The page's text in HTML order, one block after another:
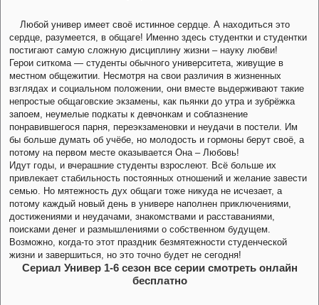
Любой универ имеет своё истинное сердце. А находиться это
сердце, разумеется, в общаге! Именно здесь студентки и студентки
постигают самую сложную дисциплину жизни – науку любви!
Герои ситкома — студенты обычного университета, живущие в
местном общежитии. Несмотря на свои различия в жизненных
взглядах и социальном положении, они вместе выдерживают такие
непростые общаговские экзамены, как пьянки до утра и зубрёжка
запоем, неумелые подкаты к девчонкам и соблазнение
понравившегося парня, переэкзаменовки и неудачи в постели. Им
бы больше думать об учёбе, но молодость и гормоны берут своё, а
потому на первом месте оказывается Она – Любовь!
Идут годы, и вчерашние студенты взрослеют. Всё больше их
привлекает стабильность постоянных отношений и желание завести
семью. Но мятежность дух общаги тоже никуда не исчезает, а
потому каждый новый день в универе наполнен приключениями,
достижениями и неудачами, знакомствами и расставаниями,
поисками денег и размышлениями о собственном будущем.
Возможно, когда-то этот праздник безмятежности студенческой
жизни и завершиться, но это точно будет не сегодня!
Сериал Универ 1-6 сезон все серии смотреть онлайн
бесплатно